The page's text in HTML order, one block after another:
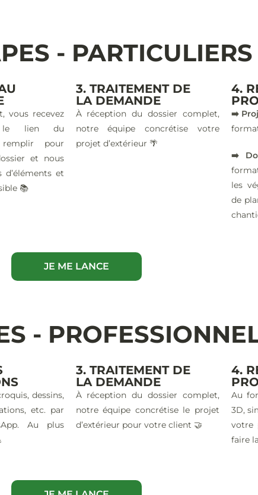
- PARTICULIERS
vous recevez
le lien du
pour
et nous
et
📚
3. TRAITEMENT DE
LA DEMANDE
À réception du dossier complet,
notre équipe concrétise votre
projet d’extérieur 🌴
4.
➡️
➡️
les
de
JE ME LANCE
-
dessins,
etc. par
Au plus
3. TRAITEMENT DE
LA DEMANDE
À réception du dossier complet,
notre équipe concrétise le projet
d’extérieur pour votre client 🤝
4.
Au
3D,
votre
faire